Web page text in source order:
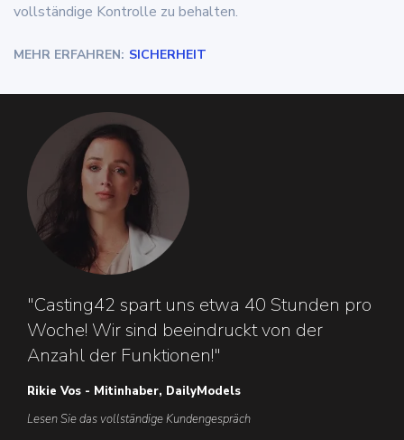
vollständige Kontrolle zu behalten.
MEHR ERFAHREN: SICHERHEIT
"Casting42 spart uns etwa 40 Stunden pro
Woche! Wir sind beeindruckt von der
Anzahl der Funktionen!"
Rikie Vos - Mitinhaber, DailyModels
Lesen Sie das vollständige Kundengespräch